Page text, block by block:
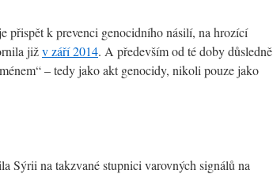
přispět k prevenci genocidního násilí, na hrozící
jižv září 2014. A především od té doby důsledně
– tedy jako akt genocidy, nikoli pouze jako
Sýrii na takzvané stupnici varovných signálů na